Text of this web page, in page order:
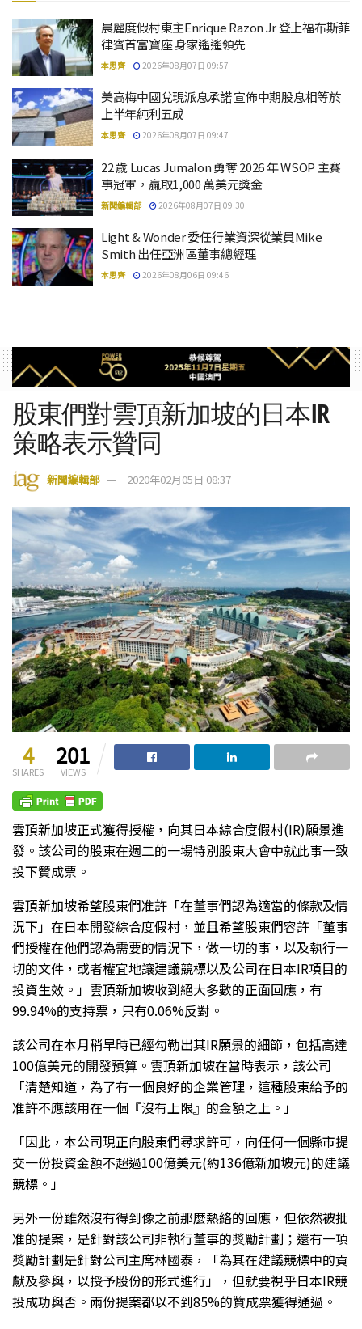
晨麗度假村東主Enrique Razon Jr 登上福布斯菲
律賓首富寶座 身家遙遙領先
本思齊 2026年08月07日 09:57
美高梅中國兌現派息承諾 宣佈中期股息相等於
上半年純利五成
本思齊 2026年08月07日 09:47
22 歲 Lucas Jumalon 勇奪 2026 年 WSOP 主賽
事冠軍，贏取1,000 萬美元獎金
新聞編輯部 2026年08月07日 09:30
Light & Wonder 委任行業資深從業員Mike
Smith 出任亞洲區董事總經理
本思齊 2026年08月06日 09:46
股東們對雲頂新加坡的日本IR
策略表示贊同
新聞編輯部 2020年02月05日 08:37
4
SHARES
201
VIEWS
雲頂新加坡正式獲得授權，向其日本綜合度假村(IR)願景進
發。該公司的股東在週二的一場特別股東大會中就此事一致
投下贊成票。
雲頂新加坡希望股東們准許「在董事們認為適當的條款及情
況下」在日本開發綜合度假村，並且希望股東們容許「董事
們授權在他們認為需要的情況下，做一切的事，以及執行一
切的文件，或者權宜地讓建議競標以及公司在日本IR項目的
投資生效。」雲頂新加坡收到絕大多數的正面回應，有
99.94%的支持票，只有0.06%反對。
該公司在本月稍早時已經勾勒出其IR願景的細節，包括高達
100億美元的開發預算。雲頂新加坡在當時表示，該公司
「清楚知道，為了有一個良好的企業管理，這種股東給予的
准許不應該用在一個『沒有上限』的金額之上。」
「因此，本公司現正向股東們尋求許可，向任何一個縣市提
交一份投資金額不超過100億美元(約136億新加坡元)的建議
競標。」
另外一份雖然沒有得到像之前那麼熱絡的回應，但依然被批
准的提案，是針對該公司非執行董事的獎勵計劃；還有一項
獎勵計劃是針對公司主席林國泰，「為其在建議競標中的貢
獻及參與，以授予股份的形式進行」，但就要視乎日本IR競
投成功與否。兩份提案都以不到85%的贊成票獲得通過。